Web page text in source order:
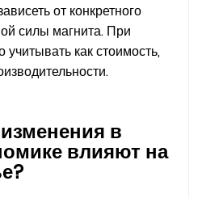
от конкретного
силы магнита. При
как стоимость,
в
влияют на